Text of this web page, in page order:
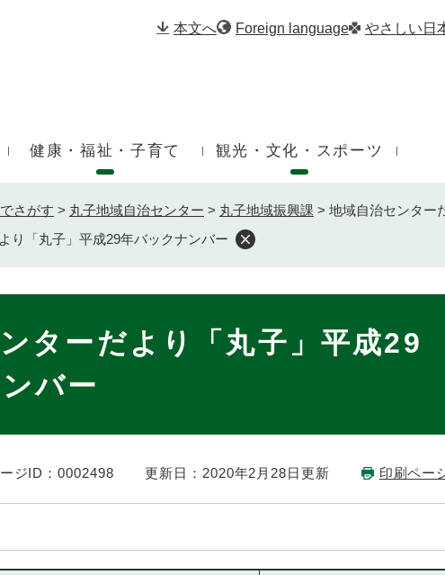
本文へ Foreign language やさしい日
ド
健康・福祉・子育て 観光・文化・スポーツ
さがす > 丸子地域自治センター > 丸子地域振興課 > 地域自治センター
り「丸子」平成29年バックナンバー
ターだより「丸子」平成29
バー
ジID：0002498 更新日：2020年2月28日更新 印刷ペー